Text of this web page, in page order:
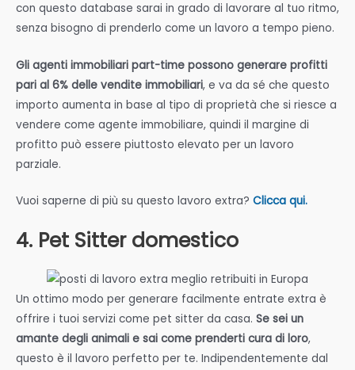
con questo database sarai in grado di lavorare al tuo ritmo,
senza bisogno di prenderlo come un lavoro a tempo pieno.
Gli agenti immobiliari part-time possono generare profitti
pari al 6% delle vendite immobiliari, e va da sé che questo
importo aumenta in base al tipo di proprietà che si riesce a
vendere come agente immobiliare, quindi il margine di
profitto può essere piuttosto elevato per un lavoro
parziale.
Vuoi saperne di più su questo lavoro extra? Clicca qui.
4. Pet Sitter domestico
Un ottimo modo per generare facilmente entrate extra è
offrire i tuoi servizi come pet sitter da casa. Se sei un
amante degli animali e sai come prenderti cura di loro,
questo è il lavoro perfetto per te. Indipendentemente dal